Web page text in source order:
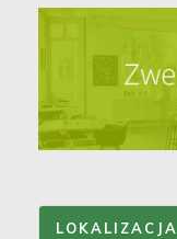
LOKALIZACJA